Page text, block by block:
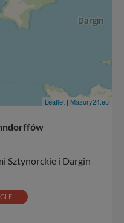
Leaflet | Mazury24.eu
Sztynorckie i Dargin